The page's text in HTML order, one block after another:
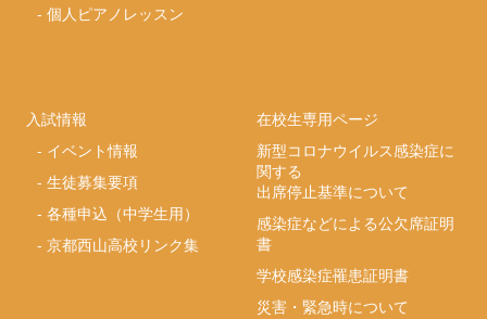
-個人ピアノレッスン
入試情報
- イベント情報
-生徒募集要項
-各種申込（中学生用）
-京都西山高校リンク集
在校生専用ページ
新型コロナウイルス感染症に
関する
出席停止基準について
感染症などによる公欠席証明
書
学校感染症罹患証明書
災害・緊急時について